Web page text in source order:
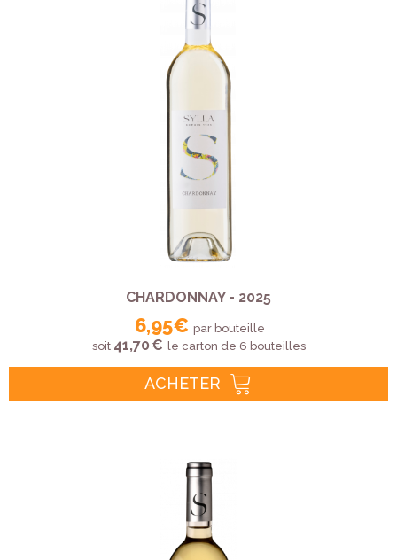
CHARDONNAY - 2025
6,95 € par bouteille
soit 41,70 € le carton de 6 bouteilles
ACHETER